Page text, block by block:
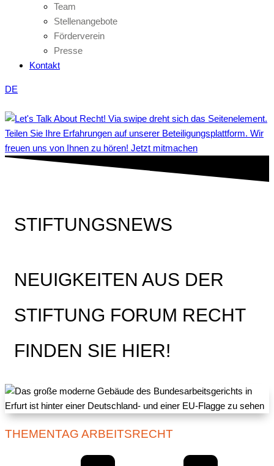
Team
Stellenangebote
Förderverein
Presse
Kontakt
DE
Teilen Sie Ihre Erfahrungen auf unserer Beteiligungsplattform. Wir
freuen uns von Ihnen zu hören! Jetzt mitmachen
STIFTUNGSNEWS
NEUIGKEITEN AUS DER
STIFTUNG FORUM RECHT
FINDEN SIE HIER!
THEMENTAG ARBEITSRECHT